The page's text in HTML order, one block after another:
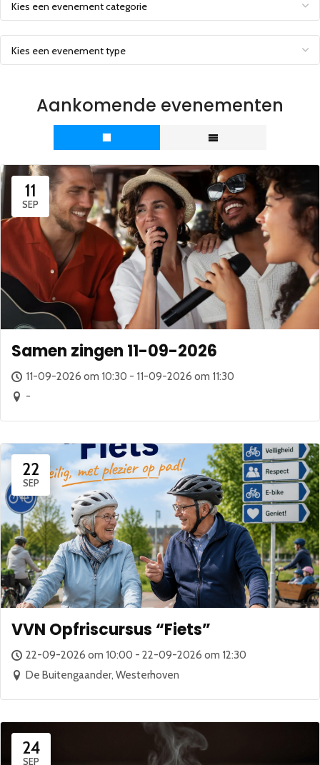
Aankomende evenementen
11
SEP
Samen zingen 11-09-2026
11-09-2026 om 10:30 - 11-09-2026 om 11:30
-
22
SEP
VVN Opfriscursus “Fiets”
22-09-2026 om 10:00 - 22-09-2026 om 12:30
De Buitengaander, Westerhoven
24
SEP